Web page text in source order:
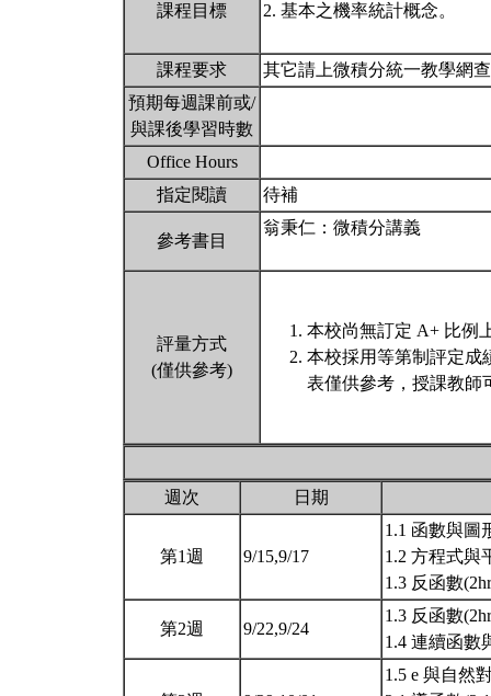
課程目標
2. 基本之機率統計概念。
課程要求
其它請上微積分統一教學網
預期每週課前或/
與課後學習時數
Office Hours
指定閱讀
待補
參考書目
翁秉仁：微積分講義
評量方式
(僅供參考)
本校尚無訂定 A+ 比例
本校採用等第制評定成
表僅供參考，授課教師
週次 日期
第1週 9/15,9/17
1.1 函數與圖
1.2 方程式與
1.3 反函數
第2週 9/22,9/24
1.3 反函數
1.4 連續函數
1.5 e 與自然